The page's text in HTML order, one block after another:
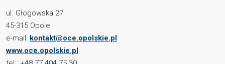
ul. Głogowska 27
45-315 Opole
e-mail: kontakt@oce.opolskie.pl
www.oce.opolskie.pl